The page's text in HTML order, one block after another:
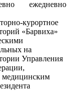
ежедневно
курортное
«Барвиха»
на
Управления
медицинским